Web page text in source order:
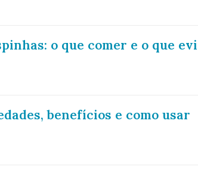
o que comer e o que
benefícios e como usar